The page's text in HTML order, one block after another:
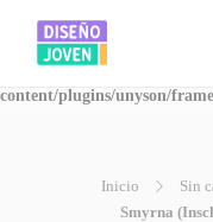
Warning: Invalid argument
/www/disegnojoven.com.ar/
content/plugins/unyson/
Inicio Sin
Smyrna